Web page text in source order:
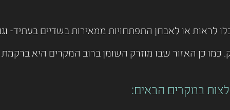
לראות או לאבחן התפתחויות ממאירות בשדיים בעתיד-
כמו כן האזור שבו מוזרק השומן ברוב המקרים היא
במקרים הבאים: